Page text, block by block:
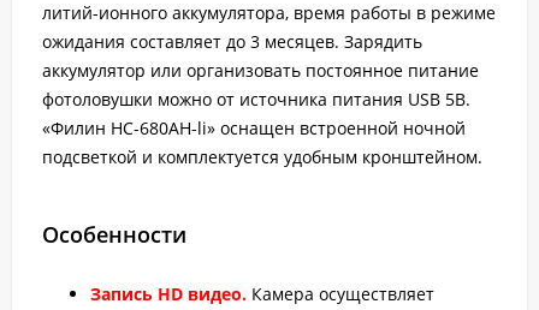
литий-ионного аккумулятора, время работы в режиме
ожидания составляет до 3 месяцев. Зарядить
аккумулятор или организовать постоянное питание
фотоловушки можно от источника питания USB 5В.
«Филин HC-680AH-li» оснащен встроенной ночной
подсветкой и комплектуется удобным кронштейном.
Особенности
Запись HD видео. Камера осуществляет